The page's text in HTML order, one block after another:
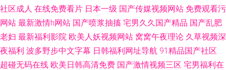
社区成人 在线免费看片 日本一级 国产传媒视频网站 免费观看污
网站 最新激情h网站 国产喷浆抽搐 宅男久久国产精品 国产乱肥
老妇 最新福利影院 欧美人妖视频网站 窝窝午夜理论 久草视频深
夜福利 波多野步中文字幕 日韩福利网址导航 91精品国产社区
超碰无码在线 欧美日韩高清免费 国产激情视频三区 宅男福利在